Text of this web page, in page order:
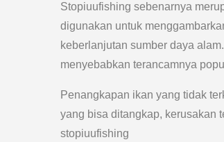
Stopiuufishing sebenarnya
digunakan untuk
keberlanjutan sumber daya
menyebabkan terancamnya
Penangkapan ikan yang tidak
yang bisa ditangkap, kerusakan
stopiuufishing